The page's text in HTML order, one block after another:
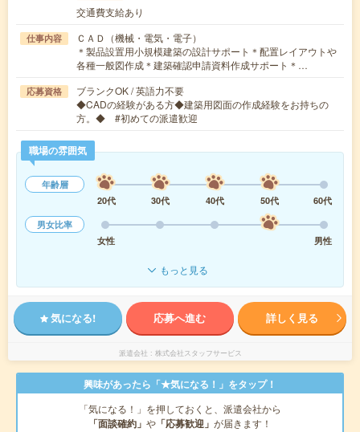
交通費支給あり
仕事内容
ＣＡＤ（機械・電気・電子）
＊製品設置用小規模建築の設計サポート＊配置レイアウトや
各種一般図作成＊建築確認申請資料作成サポート＊…
応募資格
ブランクOK / 英語力不要
◆CADの経験がある方◆建築用図面の作成経験をお持ちの
方。◆ #初めての派遣歓迎
職場の雰囲気
年齢層
20代
30代 40代 50代
60代
男女比率
女性
男性
もっと見る
気になる! 応募へ進む 詳しく見る
派遣会社 株式会社スタッフサービス
興味があったら「★気になる！」をタップ！
「気になる！」を押しておくと、派遣会社から
「面談確約」 や 「応募歓迎」 が届きます！